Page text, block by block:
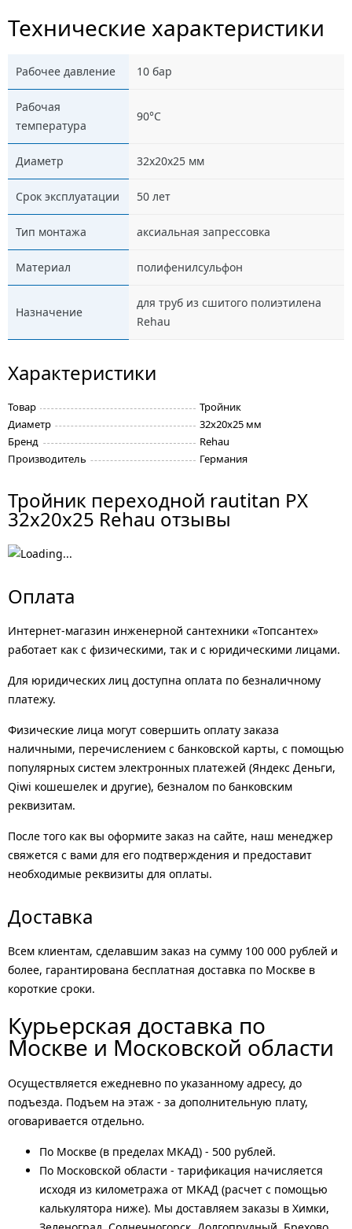
Технические характеристики
Рабочее давление 10 бар
Рабочая
температура
90°C
Диаметр 32х20х25 мм
Срок эксплуатации 50 лет
Тип монтажа аксиальная запрессовка
Материал полифенилсульфон
Назначение
для труб из сшитого полиэтилена
Rehau
Характеристики
Товар
Тройник
Диаметр
32х20х25 мм
Бренд
Rehau
Производитель
Германия
Тройник переходной rautitan PX
32х20х25 Rehau отзывы
Оплата
Интернет-магазин инженерной сантехники «Топсантех»
работает как с физическими, так и с юридическими лицами.
Для юридических лиц доступна оплата по безналичному
платежу.
Физические лица могут совершить оплату заказа
наличными, перечислением с банковской карты, с помощью
популярных систем электронных платежей (Яндекс Деньги,
Qiwi кошешелек и другие), безналом по банковским
реквизитам.
После того как вы оформите заказ на сайте, наш менеджер
свяжется с вами для его подтверждения и предоставит
необходимые реквизиты для оплаты.
Доставка
Всем клиентам, сделавшим заказ на сумму 100 000 рублей и
более, гарантирована бесплатная доставка по Москве в
короткие сроки.
Курьерская доставка по
Москве и Московской области
Осуществляется ежедневно по указанному адресу, до
подъезда. Подъем на этаж - за дополнительную плату,
оговаривается отдельно.
По Москве (в пределах МКАД) - 500 рублей.
По Московской области - тарификация начисляется
исходя из километража от МКАД (расчет с помощью
калькулятора ниже). Мы доставляем заказы в Химки,